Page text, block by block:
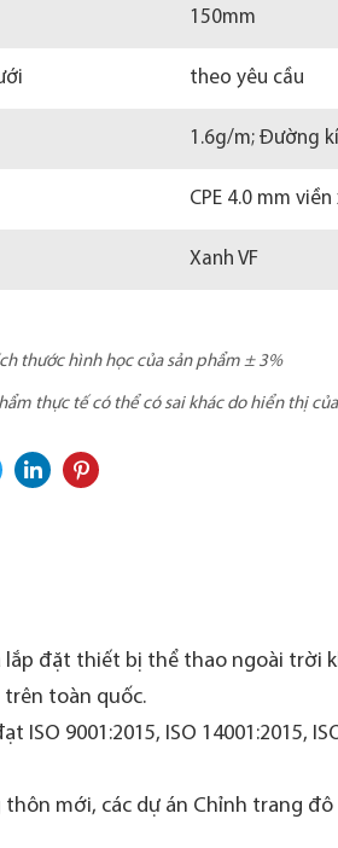
150mm
theo yêu cầu
1.6g/m; Đường
CPE 4.0 mm
Xanh VF
thước hình học của sản phẩm ± 3%
thực tế có thể có sai khác do hiển thị
lắp đặt thiết bị thể thao ngoài trời
trên toàn quốc.
9001:2015, ISO 14001:2015,
mới, các dự án Chỉnh trang